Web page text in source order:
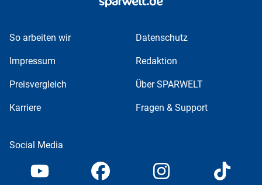
So arbeiten wir Datenschutz
Impressum Redaktion
Preisvergleich Über SPARWELT
Karriere Fragen & Support
Social Media